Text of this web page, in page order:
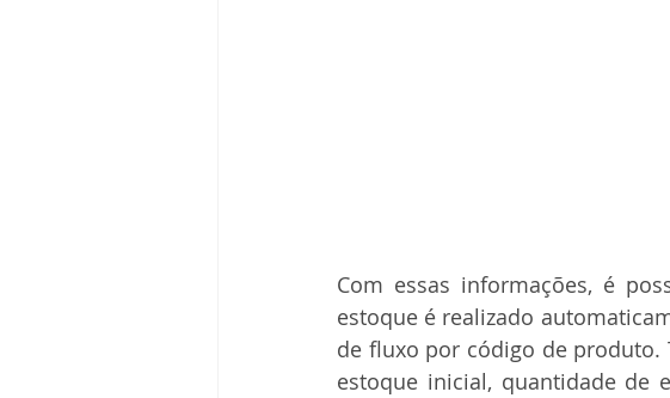
Com essas informações, é
estoque é realizado
de fluxo por código de produto.
estoque inicial, quantidade de